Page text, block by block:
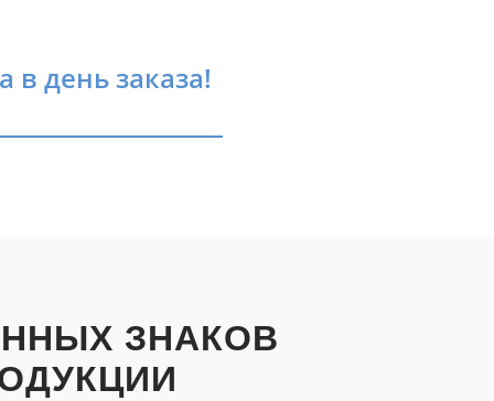
день заказа!
ЗНАКОВ